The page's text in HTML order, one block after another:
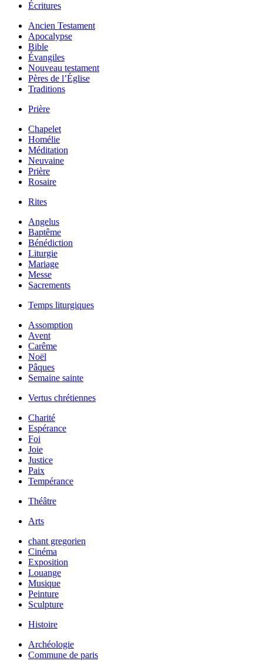
Écritures
Ancien Testament
Apocalypse
Bible
Évangiles
Nouveau testament
Pères de l’Église
Traditions
Prière
Chapelet
Homélie
Méditation
Neuvaine
Prière
Rosaire
Rites
Angelus
Baptême
Bénédiction
Liturgie
Mariage
Messe
Sacrements
Temps liturgiques
Assomption
Avent
Carême
Noël
Pâques
Semaine sainte
Vertus chrétiennes
Charité
Espérance
Foi
Joie
Justice
Paix
Tempérance
Théâtre
Arts
chant gregorien
Cinéma
Exposition
Louange
Musique
Peinture
Sculpture
Histoire
Archéologie
Commune de paris